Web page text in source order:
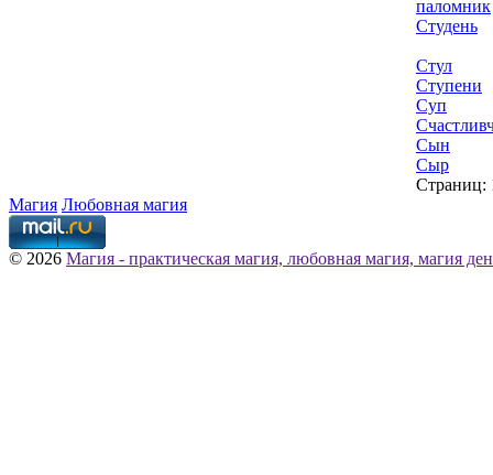
паломник
Студень
Стул
Ступени
Суп
Сын
Сыр
Страниц:
Магия Любовная магия
© 2026 Магия - практическая магия, любовная магия, магия